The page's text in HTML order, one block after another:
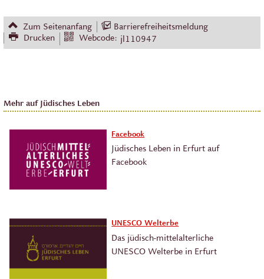
Zum Seitenanfang
Barrierefreiheitsmeldung
Drucken
Webcode: jl110947
Mehr auf Jüdisches Leben
Facebook
Jüdisches Leben in Erfurt auf
Facebook
UNESCO Welterbe
Das jüdisch-mittelalterliche
UNESCO Welterbe in Erfurt